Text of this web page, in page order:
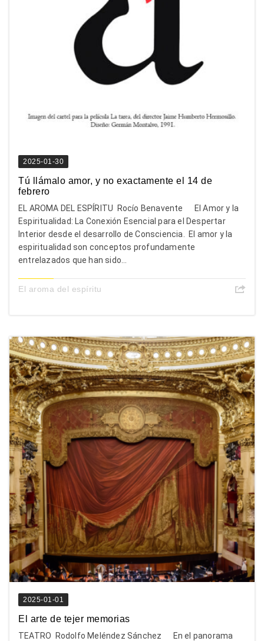
2025-01-30
Tú llámalo amor, y no exactamente el 14 de
febrero
EL AROMA DEL ESPÍRITU Rocío Benavente El Amor y la
Espiritualidad: La Conexión Esencial para el Despertar
Interior desde el desarrollo de Consciencia. El amor y la
espiritualidad son conceptos profundamente
entrelazados que han sido...
El aroma del espíritu
2025-01-01
El arte de tejer memorias
TEATRO Rodolfo Meléndez Sánchez En el panorama